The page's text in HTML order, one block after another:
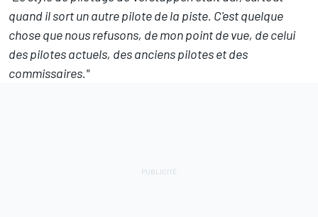
quand il sort un autre pilote de la piste. C'est quelque
chose que nous refusons, de mon point de vue, de celui
des pilotes actuels, des anciens pilotes et des
commissaires."